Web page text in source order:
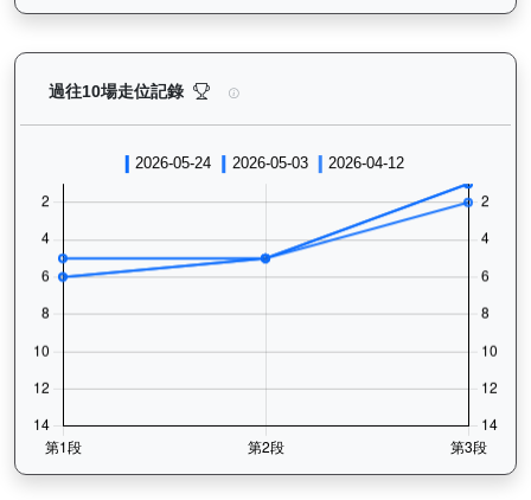
過往10場走位記錄 煌上（L301）— 過往走位記錄圖表：